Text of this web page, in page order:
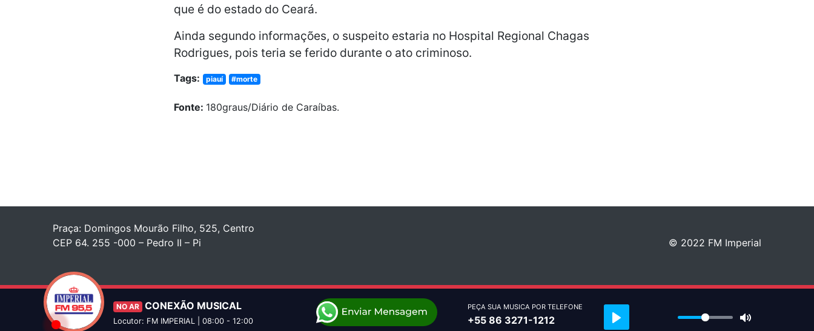
que é do estado do Ceará.
Ainda segundo informações, o suspeito estaria no Hospital Regional Chagas
Rodrigues, pois teria se ferido durante o ato criminoso.
Tags: piauí #morte
Fonte: 180graus/Diário de Caraíbas.
NO AR CONEXÃO MUSICAL
Locutor: FM IMPERIAL | 08:00 - 12:00
PEÇA SUA MUSICA POR TELEFONE
+55 86 3271-1212
Praça: Domingos Mourão Filho, 525, Centro
CEP 64. 255 -000 – Pedro II – Pi
© 2022 FM Imperial